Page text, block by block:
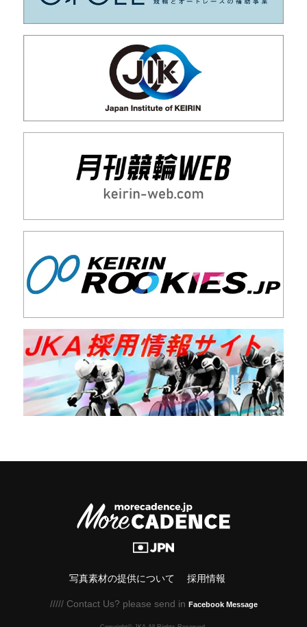
写真素材の提供について 採用情報
///// Contact Us? please send in Facebook Message